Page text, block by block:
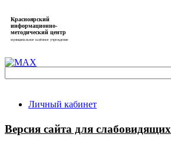
Красноярский
информационно-
методический центр
муниципальное казённое учреждение
Личный кабинет
Версия сайта для слабовидящих